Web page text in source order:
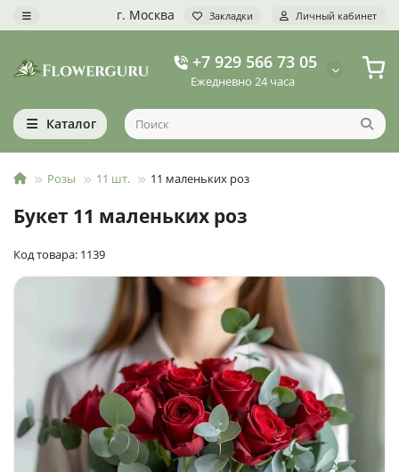
г. Москва Закладки Личный кабинет
+7 929 566 73 05
Ежедневно 24 часа
Каталог
Розы 11 шт. 11 маленьких роз
Букет 11 маленьких роз
Код товара: 1139